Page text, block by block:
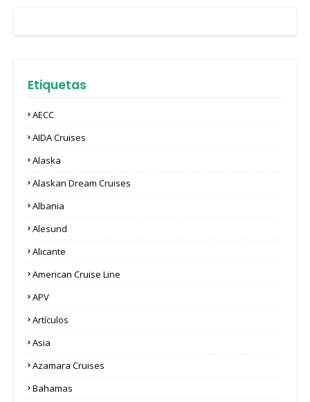
Etiquetas
AECC
AIDA Cruises
Alaska
Alaskan Dream Cruises
Albania
Alesund
Alicante
American Cruise Line
APV
Artículos
Asia
Azamara Cruises
Bahamas